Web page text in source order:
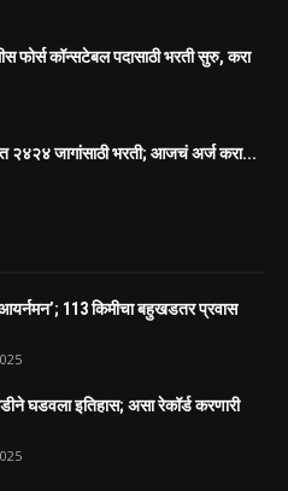
फोर्स कॉन्सटेबल पदासाठी भरती सुरु, करा
२४२४ जागांसाठी भरती; आजचं अर्ज करा...
113 किमीचा बहुखडतर प्रवास
घडवला इतिहास; असा रेकॉर्ड करणारी